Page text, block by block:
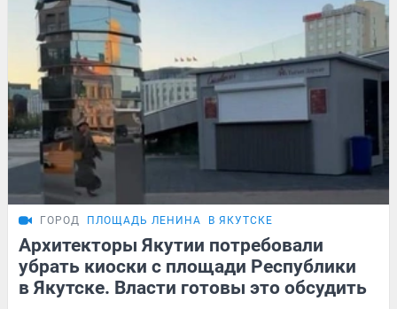
ГОРОД ПЛОЩАДЬ ЛЕНИНА В ЯКУТСКЕ
Архитекторы Якутии потребовали
убрать киоски с площади Республики
в Якутске. Власти готовы это обсудить